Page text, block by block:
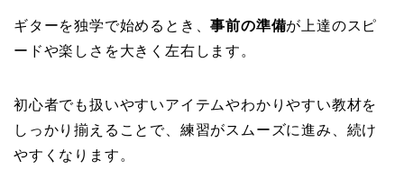
ギターを独学で始めるとき、事前の準備が上達のスピ
ードや楽しさを大きく左右します。
初心者でも扱いやすいアイテムやわかりやすい教材を
しっかり揃えることで、練習がスムーズに進み、続け
やすくなります。